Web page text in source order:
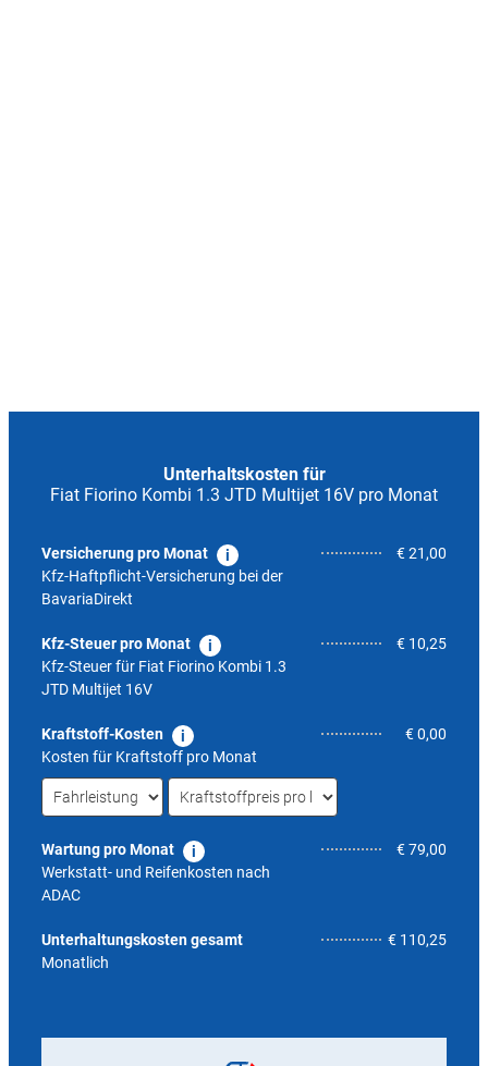
Unterhaltskosten für
Fiat Fiorino Kombi 1.3 JTD Multijet 16V pro Monat
Versicherung pro Monat
Kfz-Haftpflicht-Versicherung bei der
BavariaDirekt
€ 21,00
Kfz-Steuer pro Monat
Kfz-Steuer für Fiat Fiorino Kombi 1.3
JTD Multijet 16V
€ 10,25
Kraftstoff-Kosten
Kosten für Kraftstoff pro Monat
€ 0,00
Wartung pro Monat
Werkstatt- und Reifenkosten nach
ADAC
€ 79,00
Unterhaltungskosten gesamt
Monatlich
€ 110,254,4